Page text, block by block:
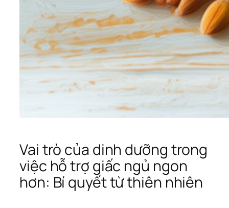
Vai trò của dinh dưỡng trong
việc hỗ trợ giấc ngủ ngon
hơn: Bí quyết từ thiên nhiên